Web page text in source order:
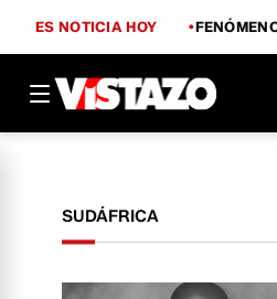
ES NOTICIA HOY
SUDÁFRICA